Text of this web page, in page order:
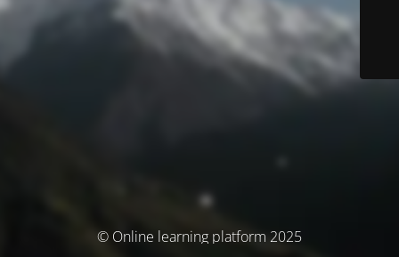
© Online learning platform 2025